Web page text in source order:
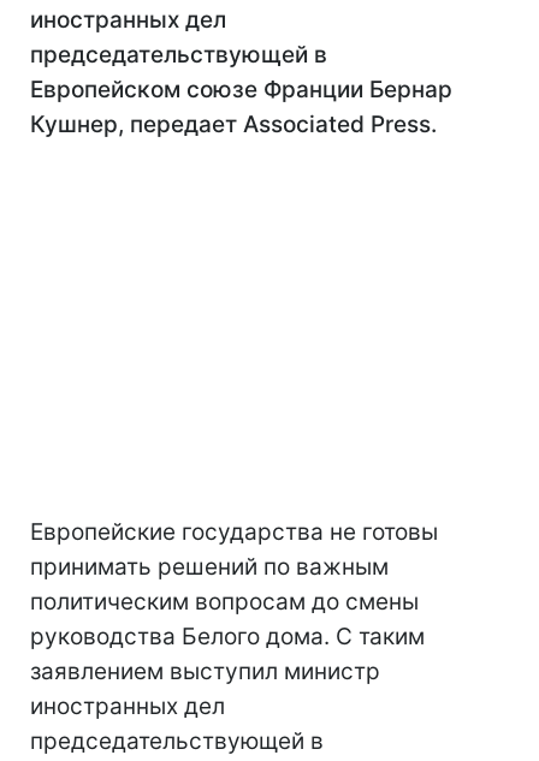
иностранных дел
председательствующей в
Европейском союзе Франции Бернар
Кушнер, передает Associated Press.
Европейские государства не готовы
принимать решений по важным
политическим вопросам до смены
руководства Белого дома. С таким
заявлением выступил министр
иностранных дел
председательствующей в